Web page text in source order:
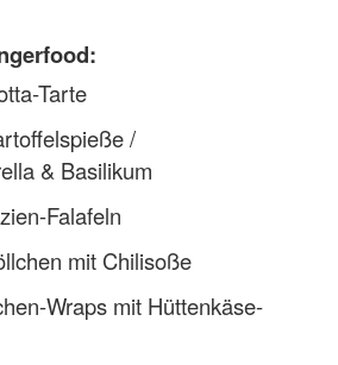
Tarte
/
& Basilikum
Falafeln
mit Chilisoße
Wraps mit Hüttenkäse-